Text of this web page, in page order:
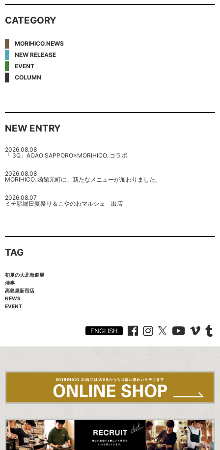
CATEGORY
MORIHICO.NEWS
NEW RELEASE
EVENT
COLUMN
NEW ENTRY
2026.08.08
「 3Q」AOAO SAPPORO×MORIHICO. コラボ
2026.08.08
MORIHICO. 函館元町に、新たなメニューが加わりました。
2026.08.07
ミチ駅縁日夏祭り＆こやのわマルシェ 出店
TAG
初夏の大北海道展
催事
高島屋新宿店
NEWS
EVENT
ENGLISH